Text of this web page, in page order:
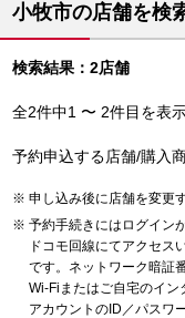
小牧市の店舗を検
検索結果：2店舗
全2件中1 〜 2件目を表
予約申込する店舗/購入
申し込み後に店舗を変更
予約手続きにはログイン
ドコモ回線にてアクセス
です。ネットワーク暗証
Wi-Fiまたはご自宅のイン
アカウントのID／パスワ